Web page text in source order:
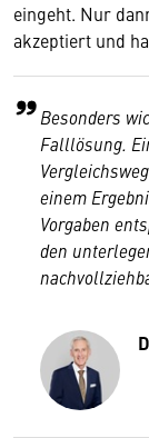
eingeht. Nur
akzeptiert und
Besonders
Falllösung.
einem
Vorgaben
den